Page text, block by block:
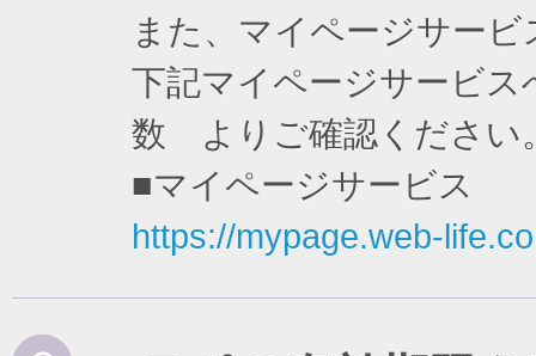
また、マイページサー
下記マイページサービ
数 よりご確認ください
■マイページサービス
https://mypage.web-